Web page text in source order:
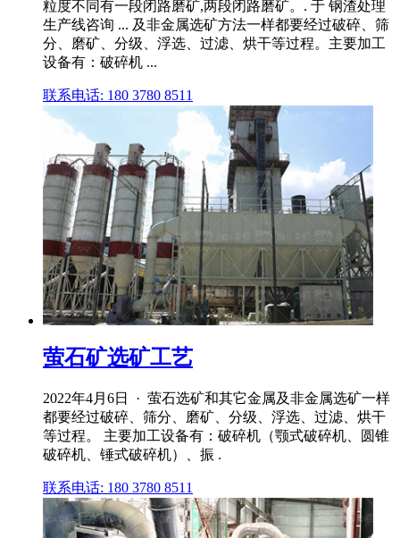
粒度不同有一段闭路磨矿,两段闭路磨矿。. 于 钢渣处理
生产线咨询 ... 及非金属选矿方法一样都要经过破碎、筛
分、磨矿、分级、浮选、过滤、烘干等过程。主要加工
设备有：破碎机 ...
联系电话: 180 3780 8511
萤石矿选矿工艺
2022年4月6日 · 萤石选矿和其它金属及非金属选矿一样
都要经过破碎、筛分、磨矿、分级、浮选、过滤、烘干
等过程。 主要加工设备有：破碎机（颚式破碎机、圆锥
破碎机、锤式破碎机）、振 .
联系电话: 180 3780 8511